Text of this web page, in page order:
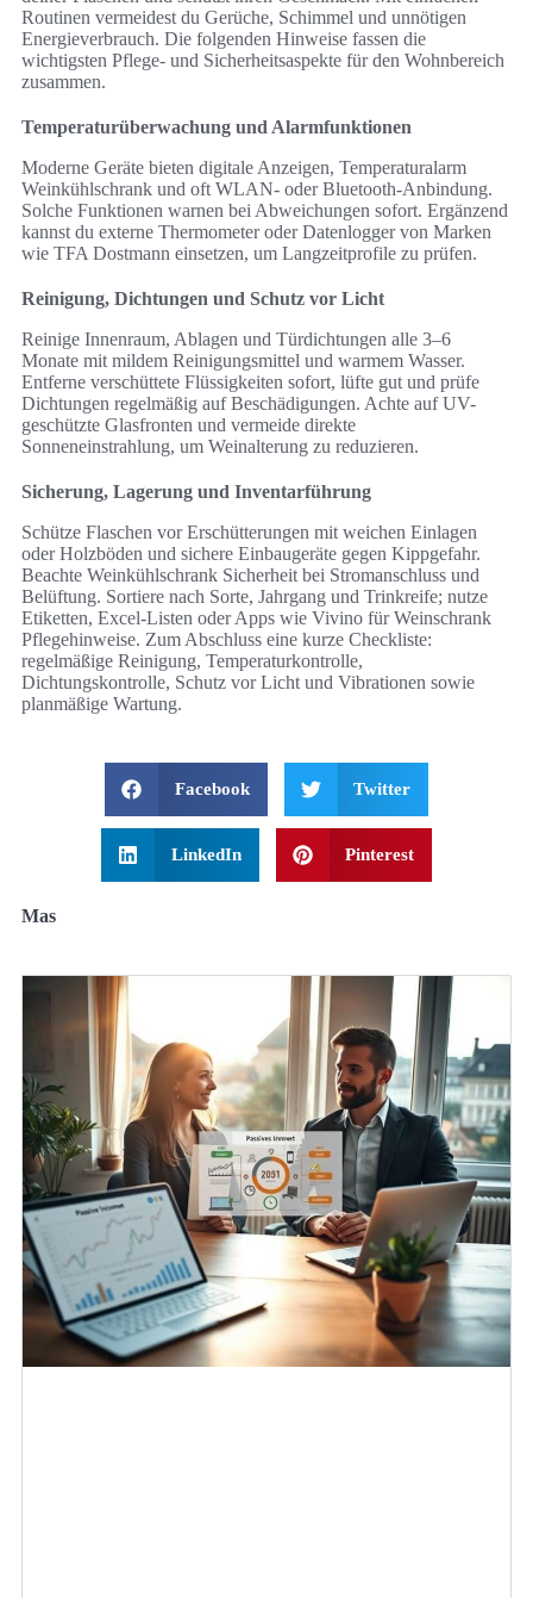
Routinen vermeidest du Gerüche, Schimmel und unnötigen
Energieverbrauch. Die folgenden Hinweise fassen die
wichtigsten Pflege- und Sicherheitsaspekte für den Wohnbereich
zusammen.
Temperaturüberwachung und Alarmfunktionen
Moderne Geräte bieten digitale Anzeigen, Temperaturalarm
Weinkühlschrank und oft WLAN- oder Bluetooth-Anbindung.
Solche Funktionen warnen bei Abweichungen sofort. Ergänzend
kannst du externe Thermometer oder Datenlogger von Marken
wie TFA Dostmann einsetzen, um Langzeitprofile zu prüfen.
Reinigung, Dichtungen und Schutz vor Licht
Reinige Innenraum, Ablagen und Türdichtungen alle 3–6
Monate mit mildem Reinigungsmittel und warmem Wasser.
Entferne verschüttete Flüssigkeiten sofort, lüfte gut und prüfe
Dichtungen regelmäßig auf Beschädigungen. Achte auf UV-
geschützte Glasfronten und vermeide direkte
Sonneneinstrahlung, um Weinalterung zu reduzieren.
Sicherung, Lagerung und Inventarführung
Schütze Flaschen vor Erschütterungen mit weichen Einlagen
oder Holzböden und sichere Einbaugeräte gegen Kippgefahr.
Beachte Weinkühlschrank Sicherheit bei Stromanschluss und
Belüftung. Sortiere nach Sorte, Jahrgang und Trinkreife; nutze
Etiketten, Excel-Listen oder Apps wie Vivino für Weinschrank
Pflegehinweise. Zum Abschluss eine kurze Checkliste:
regelmäßige Reinigung, Temperaturkontrolle,
Dichtungskontrolle, Schutz vor Licht und Vibrationen sowie
planmäßige Wartung.
Facebook Twitter
LinkedIn Pinterest
Mas